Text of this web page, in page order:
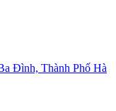
Đình, Thành Phố Hà